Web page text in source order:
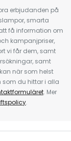
erbjudanden på
smarta
få information om
kampanjpriser,
vi får dem, samt
samt
när som helst
som du hittar i alla
. Mer
.